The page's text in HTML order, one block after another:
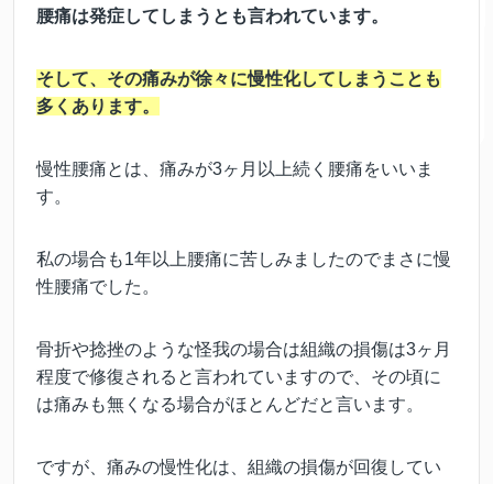
腰痛は発症してしまうとも言われています。
そして、その痛みが徐々に慢性化してしまうことも
多くあります。
慢性腰痛とは、痛みが3ヶ月以上続く腰痛をいいま
す。
私の場合も1年以上腰痛に苦しみましたのでまさに慢
性腰痛でした。
骨折や捻挫のような怪我の場合は組織の損傷は3ヶ月
程度で修復されると言われていますので、その頃に
は痛みも無くなる場合がほとんどだと言います。
ですが、痛みの慢性化は、組織の損傷が回復してい